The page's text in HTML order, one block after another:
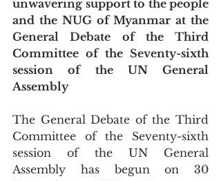
unwavering support to the people
and the NUG of Myanmar at the
General Debate of the Third
Committee of the Seventy-sixth
session of the UN General
Assembly
The General Debate of the Third
Committee of the Seventy-sixth
session of the UN General
Assembly has begun on 30